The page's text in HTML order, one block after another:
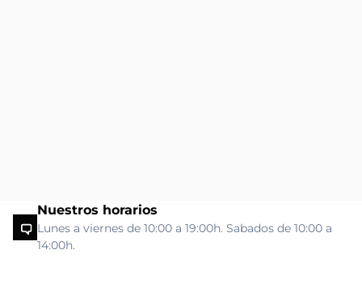
Nuestros horarios
Lunes a viernes de 10:00 a 19:00h. Sabados de 10:00 a
14:00h.